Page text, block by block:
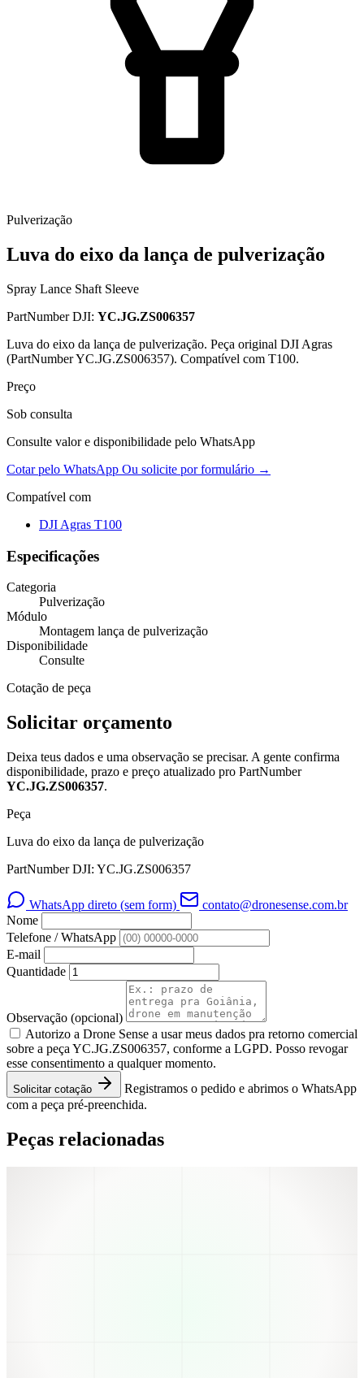
Pulverização
Luva do eixo da lança de pulverização
Spray Lance Shaft Sleeve
PartNumber DJI: YC.JG.ZS006357
Luva do eixo da lança de pulverização. Peça original DJI Agras
(PartNumber YC.JG.ZS006357). Compatível com T100.
Preço
Sob consulta
Consulte valor e disponibilidade pelo WhatsApp
Cotar pelo WhatsApp Ou solicite por formulário →
Compatível com
DJI Agras T100
Especificações
Categoria
Pulverização
Módulo
Montagem lança de pulverização
Disponibilidade
Consulte
Cotação de peça
Solicitar orçamento
Deixa teus dados e uma observação se precisar. A gente confirma
disponibilidade, prazo e preço atualizado pro PartNumber
YC.JG.ZS006357.
Peça
Luva do eixo da lança de pulverização
PartNumber DJI: YC.JG.ZS006357
WhatsApp direto (sem form)
contato@dronesense.com.br
Nome
Telefone / WhatsApp
E-mail
Quantidade
Observação (opcional)
Autorizo a Drone Sense a usar meus dados pra retorno comercial
sobre a peça YC.JG.ZS006357, conforme a LGPD. Posso revogar
esse consentimento a qualquer momento.
Solicitar cotação
Registramos o pedido e abrimos o WhatsApp
com a peça pré-preenchida.
Peças relacionadas